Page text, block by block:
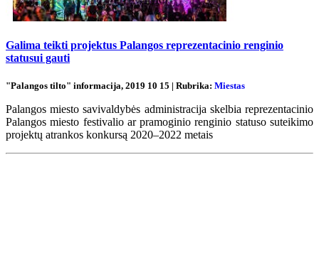
Galima teikti projektus Palangos reprezentacinio renginio
statusui gauti
"Palangos tilto" informacija, 2019 10 15 | Rubrika: Miestas
Palangos miesto savivaldybės administracija skelbia reprezentacinio
Palangos miesto festivalio ar pramoginio renginio statuso suteikimo
projektų atrankos konkursą 2020–2022 metais